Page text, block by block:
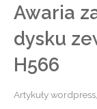
Awaria
dysku
H566
Artykuły wordpress